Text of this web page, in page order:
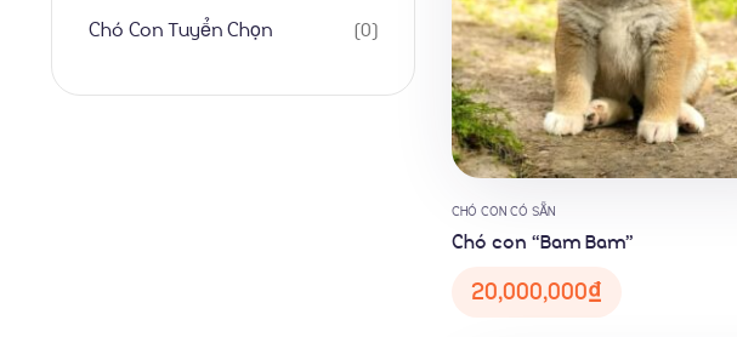
CHÓ CON CÓ SẴN
Chó con “Bam Bam”
20,000,000₫
0
Chó Con Tuyển Chọn